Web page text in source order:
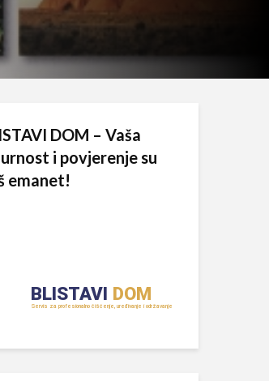
DOM – Vaša
i povjerenje su
emanet!